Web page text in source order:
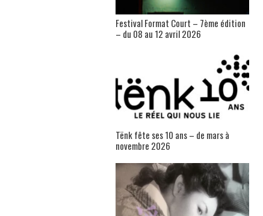
Festival Format Court – 7ème édition
– du 08 au 12 avril 2026
Tënk fête ses 10 ans – de mars à
novembre 2026